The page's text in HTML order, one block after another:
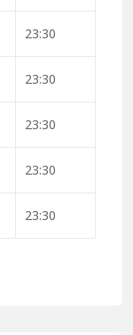
23:30
23:30
23:30
23:30
23:30